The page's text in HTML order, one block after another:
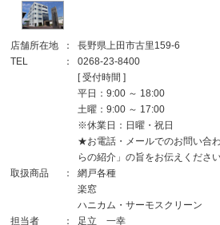
店舗所在地 ：
長野県上田市古里159-6
TEL
：
0268-23-8400
[ 受付時間 ]
平日：9:00 ～ 18:00
土曜：9:00 ～ 17:00
※休業日：日曜・祝日
★お電話・メールでのお問い合
らの紹介」の旨をお伝えください
取扱商品
：
網戸各種
楽窓
ハニカム・サーモスクリーン
担当者
： 足立 一幸